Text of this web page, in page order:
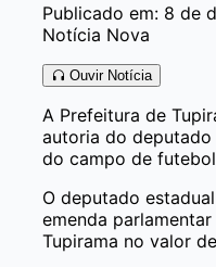
Publicado em: 8 de
Notícia Nova
Ouvir Notícia
A Prefeitura de
autoria do deputado
do campo de
O deputado
emenda
Tupirama no valor